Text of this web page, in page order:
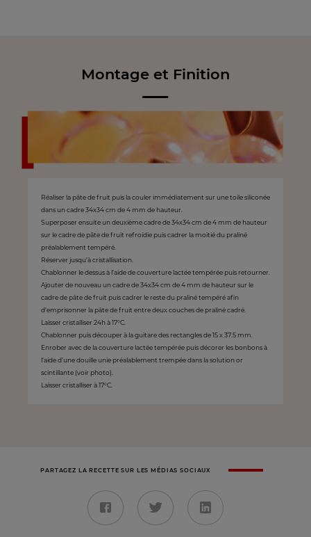
Montage et Finition
Réaliser la pâte de fruit puis la couler immédiatement sur une toile siliconée
dans un cadre 34x34 cm de 4 mm de hauteur.
Superposer ensuite un deuxième cadre de 34x34 cm de 4 mm de hauteur
sur le cadre de pâte de fruit refroidie puis cadrer la moitié du praliné
préalablement tempéré.
Réserver jusqu’à cristallisation.
Chablonner le dessus à l’aide de couverture lactée tempérée puis retourner.
Ajouter de nouveau un cadre de 34x34 cm de 4 mm de hauteur sur le
cadre de pâte de fruit puis cadrer le reste du praliné tempéré afin
d’emprisonner la pâte de fruit entre deux couches de praliné cadré.
Laisser cristalliser 24h à 17°C.
Chablonner puis découper à la guitare des rectangles de 15 x 37.5 mm.
Enrober avec de la couverture lactée tempérée puis décorer les bonbons à
l’aide d’une douille unie préalablement trempée dans la solution or
scintillante (voir photo).
Laisser cristalliser à 17°C.
PARTAGEZ LA RECETTE SUR LES MÉDIAS SOCIAUX